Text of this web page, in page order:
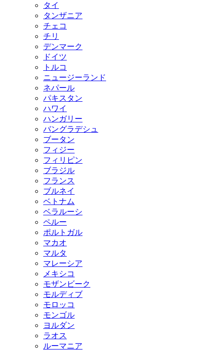
タイ
タンザニア
チェコ
チリ
デンマーク
ドイツ
トルコ
ニュージーランド
ネパール
パキスタン
ハワイ
ハンガリー
バングラデシュ
ブータン
フィジー
フィリピン
ブラジル
フランス
ブルネイ
ベトナム
ベラルーシ
ペルー
ポルトガル
マカオ
マルタ
マレーシア
メキシコ
モザンビーク
モルディブ
モロッコ
モンゴル
ヨルダン
ラオス
ルーマニア